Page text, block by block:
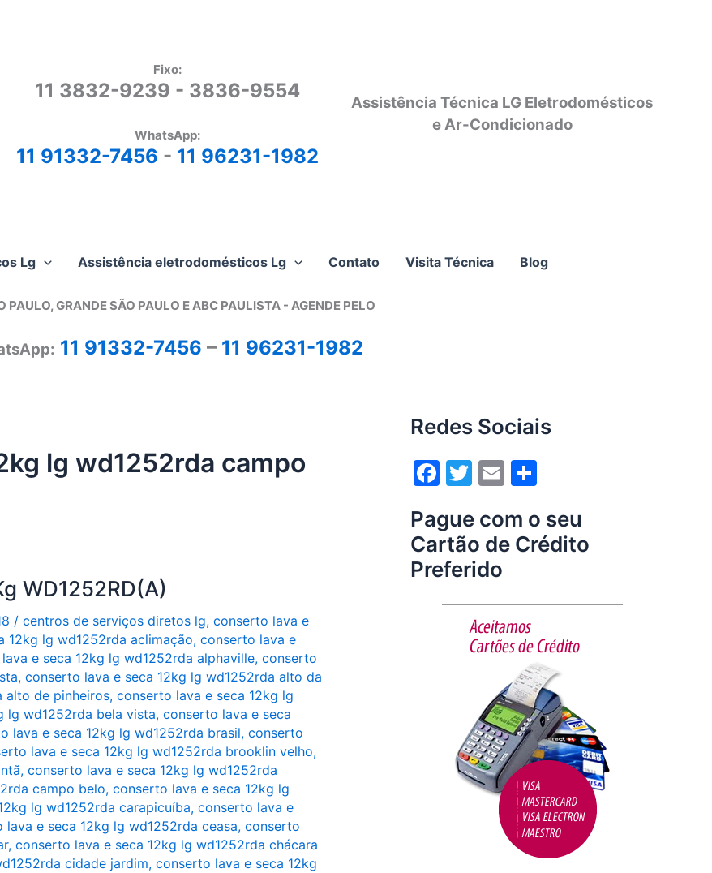
Fixo:
11 3832-9239 - 3836-9554
WhatsApp:
11 91332-7456 - 11 96231-1982
Assistência Técnica LG Eletrodomésticos
e Ar-Condicionado
Lg Assistência eletrodomésticos Lg Contato Visita Técnica Blog
PAULO, GRANDE SÃO PAULO E ABC PAULISTA - AGENDE PELO
11 91332-7456 – 11 96231-1982
lg wd1252rda campo
WD1252RD(A)
/ centros de serviços diretos lg, conserto lava e
12kg lg wd1252rda aclimação, conserto lava e
e seca 12kg lg wd1252rda alphaville, conserto
, conserto lava e seca 12kg lg wd1252rda alto da
alto de pinheiros, conserto lava e seca 12kg lg
lg wd1252rda bela vista, conserto lava e seca
lava e seca 12kg lg wd1252rda brasil, conserto
lava e seca 12kg lg wd1252rda brooklin velho,
, conserto lava e seca 12kg lg wd1252rda
campo belo, conserto lava e seca 12kg lg
lg wd1252rda carapicuíba, conserto lava e
lava e seca 12kg lg wd1252rda ceasa, conserto
, conserto lava e seca 12kg lg wd1252rda chácara
cidade jardim, conserto lava e seca 12kg
Redes Sociais
F
c
e
b
o
T
itt
er
E
ai
l
ar
e
Pague com o seu
Cartão de Crédito
Preferido